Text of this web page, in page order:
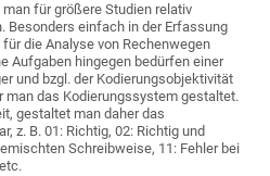
für größere Studien relativ
Besonders einfach in der Erfassung
die Analyse von Rechenwegen
Aufgaben hingegen bedürfen einer
und bzgl. der Kodierungsobjektivität
man das Kodierungssystem gestaltet.
gestaltet man daher das
z. B. 01: Richtig, 02: Richtig und
Schreibweise, 11: Fehler bei